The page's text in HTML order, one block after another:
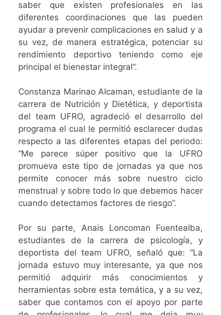
saber que existen profesionales en las
diferentes coordinaciones que las pueden
ayudar a prevenir complicaciones en salud y a
su vez, de manera estratégica, potenciar su
rendimiento deportivo teniendo como eje
principal el bienestar integral”.
Constanza Marinao Alcaman, estudiante de la
carrera de Nutrición y Dietética, y deportista
del team UFRO, agradeció el desarrollo del
programa el cual le permitió esclarecer dudas
respecto a las diferentes etapas del periodo:
“Me parece súper positivo que la UFRO
promueva este tipo de jornadas ya que nos
permite conocer más sobre nuestro ciclo
menstrual y sobre todo lo que debemos hacer
cuando detectamos factores de riesgo”.
Por su parte, Anais Loncoman Fuentealba,
estudiantes de la carrera de psicología, y
deportista del team UFRO, señaló que: “La
jornada estuvo muy interesante, ya que nos
permitió adquirir más conocimientos y
herramientas sobre esta temática, y a su vez,
saber que contamos con el apoyo por parte